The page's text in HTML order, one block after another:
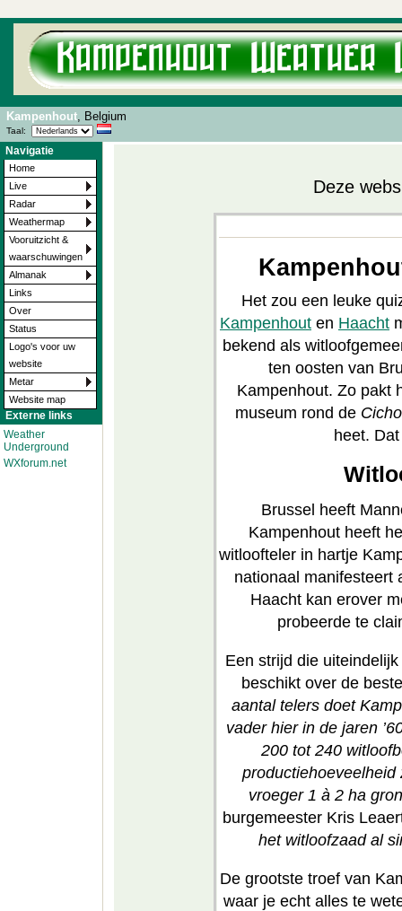
Kampenhout, Belgium
Taal:
Navigatie
Home
Live
Radar
Weathermap
Vooruitzicht &
waarschuwingen
Almanak
Links
Over
Status
Logo's voor uw
website
Metar
Website map
Externe links
Weather
Underground
WXforum.net
Deze
Het zou een leuke
Kampenhout en Haacht
bekend als
ten oosten van
Kampenhout. Zo pakt
museum rond de
heet.
Brussel heeft
Kampenhout heeft
witloofteler in hartje
nationaal manifesteert
Haacht kan erover
probeerde te
Een strijd die
beschikt over de
aantal telers doet
vader hier in de jaren
200 tot 240
vroeger 1 à 2 ha
burgemeester Kris
het witloofzaad al
De grootste troef van
waar je echt alles te